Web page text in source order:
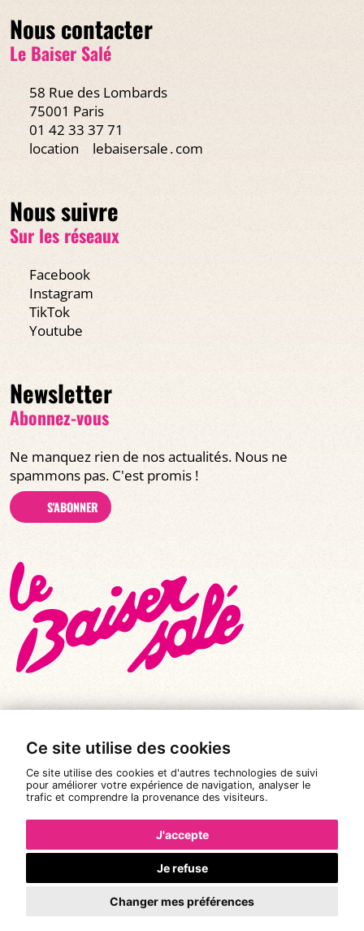
Ce site utilise des cookies
Ce site utilise des cookies et d'autres technologies de suivi
pour améliorer votre expérience de navigation, analyser le
trafic et comprendre la provenance des visiteurs.
J'accepte
Je refuse
Changer mes préférences
Nous contacter
Le Baiser Salé
58 Rue des Lombards
75001 Paris
01 42 33 37 71
location
lebaisersale․com
Nous suivre
Sur les réseaux
Facebook
Instagram
TikTok
Youtube
Newsletter
Abonnez-vous
Ne manquez rien de nos actualités. Nous ne
spammons pas. C'est promis !
S'ABONNER
© Tous droits réservés 2026 |
Le Baiser Salé
Mentions légales
Politique de confidentialité
Conditions Générales de Vente
Réalisation :Pixéine